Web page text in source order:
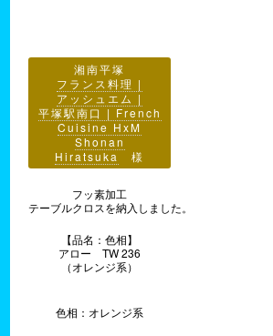
湘南平塚
フランス料理 |
アッシュエム |
平塚駅南口 | French
Cuisine HxM
Shonan
Hiratsuka
様
フッ素加工
テーブルクロスを納入しました。
【品名：色相】
アロー TW 236
（オレンジ系）
色相：オレンジ系